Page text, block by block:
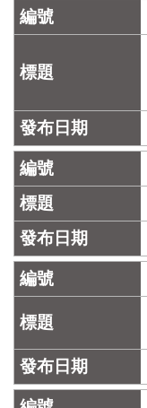
區
里
說
北
市
鄰
長
名
冊